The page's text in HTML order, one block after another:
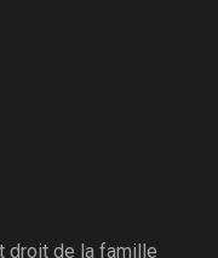
droit de la famille